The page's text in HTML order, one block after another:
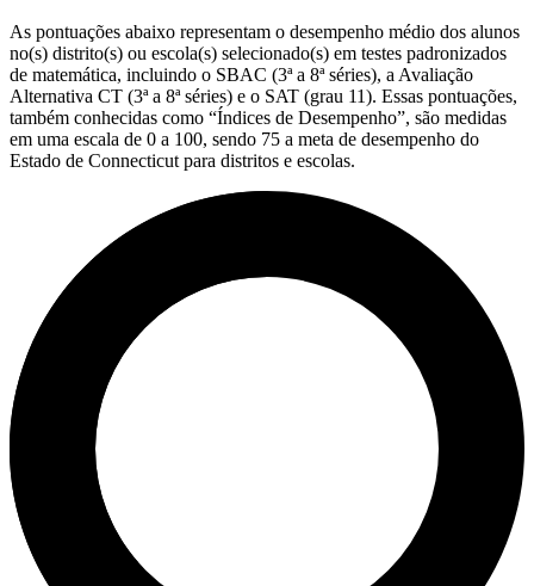
As pontuações abaixo representam o desempenho médio dos alunos
no(s) distrito(s) ou escola(s) selecionado(s) em testes padronizados
de matemática, incluindo o SBAC (3ª a 8ª séries), a Avaliação
Alternativa CT (3ª a 8ª séries) e o SAT (grau 11). Essas pontuações,
também conhecidas como “Índices de Desempenho”, são medidas
em uma escala de 0 a 100, sendo 75 a meta de desempenho do
Estado de Connecticut para distritos e escolas.